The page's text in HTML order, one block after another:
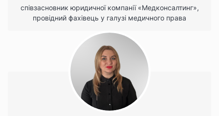
співзасновник юридичної компанії «Медконсалтинг»,
провідний фахівець у галузі медичного права